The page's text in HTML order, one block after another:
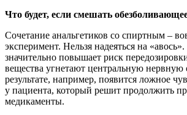
Что будет, если смешать
Сочетание анальгетиков со спиртным –
эксперимент. Нельзя надеяться на
значительно повышает риск
вещества угнетают центральную нервную
результате, например, появится ложное
у пациента, который решит продолжить
медикаменты.